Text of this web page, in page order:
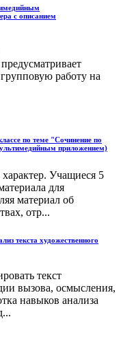
с описанием
работу на
по теме "Сочинение по
приложением)
Учащиеся 5
для
материал об
отр...
текста художественного
текст
вызова, осмысления,
навыков анализа